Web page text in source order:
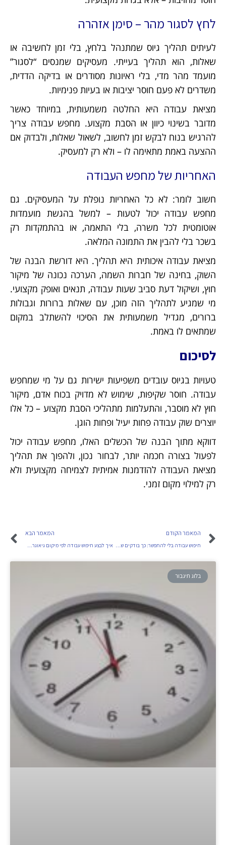
לחץ לסגור מהר – סימן אזהרה
לעיתים תהליך גיוס שמתנהל בלחץ, בלי זמן לחשיבה או
שאלות, הוא תהליך בעייתי. מעסיקים שמנסים “לסגור”
מועמד מהר מדי, בלי ראיונות מסודרים או בדיקה הדדית,
משדרים לא פעם חוסר יציבות או בעיות פנימיות.
מציאת עבודה היא החלטה משמעותית, במיוחד כאשר
מדובר בשינוי כיוון או הסבת מקצוע. מחפש עבודה צריך
להרגיש בנוח לבקש זמן לחשוב, לשאול שאלות, ולבדוק אם
ההצעה באמת מתאימה לו – ולא רק למעסיק.
האחריות של מחפש העבודה
חשוב לומר: לא כל האחריות נופלת על המעסיקים. גם
מחפש עבודה יכול לטעות – למשל בהגשת מועמדות
אוטומטית לכל משרה, בלי התאמה, או בהתמקדות רק
בשכר בלי להבין את התמונה המלאה.
מציאת עבודה איכותית היא תהליך. היא דורשת הבנה של
השוק, בחינה של חברות השמה, הערכה נכונה של מיקור
חוץ, ושיקול דעת סביב שעות עבודה, תנאים ואופק מקצועי.
מי שמגיע לתהליך הזה מוכן, עם שאלות ברורות וגבולות
ברורים, מגדיל משמעותית את הסיכוי להשתלב במקום
שמתאים לו באמת.
לסיכום
טעויות בגיוס עובדים משפיעות ישירות גם על מי שמחפש
עבודה. חוסר שקיפות, שימוש לא מדויק בכוח אדם, מיקור
חוץ לא מוסבר, והתעלמות מתהליכי הסבת מקצוע – כל אלו
יוצרים שוק עבודה פחות יעיל ופחות הוגן.
דווקא מתוך הבנה של הכשלים האלו, מחפש עבודה יכול
לפעול בצורה חכמה יותר, לבחור נכון, ולהפוך את תהליך
מציאת העבודה להזדמנות אמיתית לצמיחה מקצועית ולא
רק למילוי מקום זמני.
המאמר הקודם
חיפוש עבודה בלי להתפשר: כך בודקים שעות עבודה מראש
המאמר הבא
איך לבצע חיפוש עבודה לפי מיקום גיאוגרפי בעזרת חברת השמה מקצועית
בלוג תיגבור